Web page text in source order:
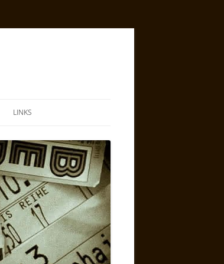
LINKS